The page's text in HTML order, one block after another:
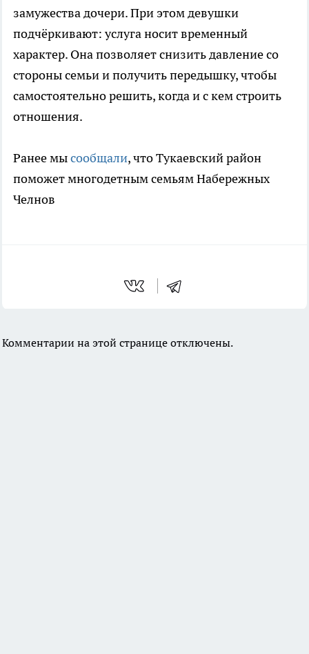
замужества дочери. При этом девушки
подчёркивают: услуга носит временный
характер. Она позволяет снизить давление со
стороны семьи и получить передышку, чтобы
самостоятельно решить, когда и с кем строить
отношения.
Ранее мысообщали, что Тукаевский район
поможет многодетным семьям Набережных
Челнов
Комментарии на этой странице отключены.